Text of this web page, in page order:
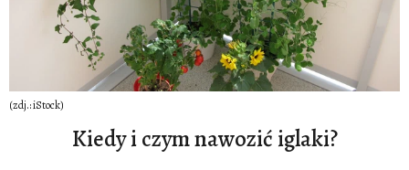
(zdj.: iStock)
Kiedy i czym nawozić iglaki?